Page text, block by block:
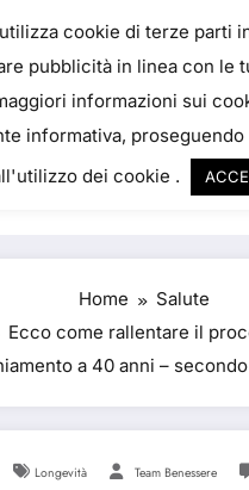
DEL
è come il denaro, non
idea del suo valore fino a
perdiamo. Josh Billings
Home
Salute
Ecco come rallentare il
a 40 anni –
Longevità Team Benessere
cookie di terze parti
pubblicità in linea con le
informazioni sui
informativa, proseguendo
dei cookie .